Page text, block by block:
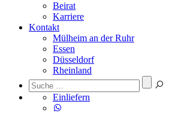
Beirat
Karriere
Kontakt
Mülheim an der Ruhr
Essen
Düsseldorf
Rheinland
Einliefern